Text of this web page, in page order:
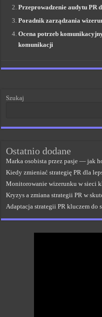
Przeprowadzenie audytu PR
Poradnik zarządzania
Ocena potrzeb
komunikacji
Szukaj
Ostatnio dodane
Marka osobista przez pasje — jak
Kiedy zmieniać strategię PR dla
Monitorowanie wizerunku w sieci
Kryzys a zmiana strategii PR w
Adaptacja strategii PR kluczem do